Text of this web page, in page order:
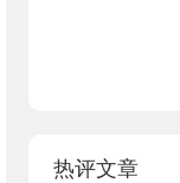
热评文章